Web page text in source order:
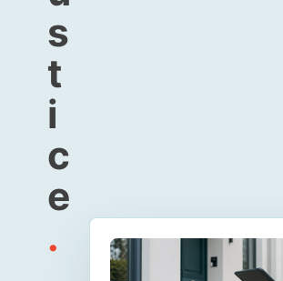
s
t
i
c
e
.